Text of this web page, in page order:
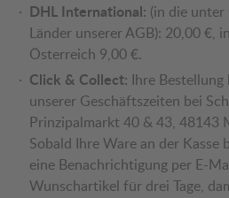
DHL International: (in die
Länder unserer AGB): 20,00 €,
Österreich 9,00 €.
Click & Collect: Ihre
unserer Geschäftszeiten bei
Prinzipalmarkt 40 & 43, 48143
Sobald Ihre Ware an der Kasse
eine Benachrichtigung per E-
Wunschartikel für drei Tage,